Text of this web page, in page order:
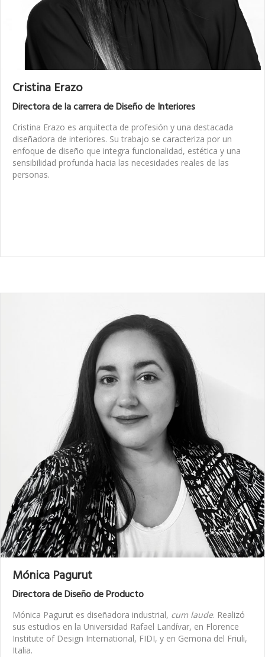
Cristina Erazo
Directora de la carrera de Diseño de Interiores
Cristina Erazo es arquitecta de profesión y una destacada
diseñadora de interiores. Su trabajo se caracteriza por un
enfoque de diseño que integra funcionalidad, estética y una
sensibilidad profunda hacia las necesidades reales de las
personas.
Mónica Pagurut
Directora de Diseño de Producto
Mónica Pagurut es diseñadora industrial, cum laude. Realizó
sus estudios en la Universidad Rafael Landívar, en Florence
Institute of Design International, FIDI, y en Gemona del Friuli,
Italia.